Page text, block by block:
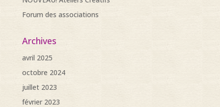
Forum des associations
Archives
avril 2025
octobre 2024
juillet 2023
février 2023